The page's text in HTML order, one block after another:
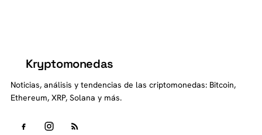
Kryptomonedas
Noticias, análisis y tendencias de las criptomonedas: Bitcoin,
Ethereum, XRP, Solana y más.